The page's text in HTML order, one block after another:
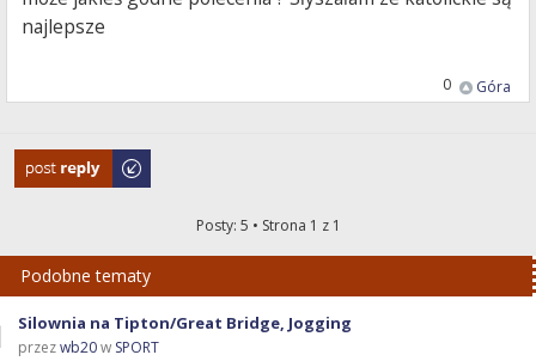
najlepsze
Góra
0
Odpowiedz
Posty: 5 • Strona 1 z 1
Podobne tematy
Silownia na Tipton/Great Bridge, Jogging
przezwb20w SPORT